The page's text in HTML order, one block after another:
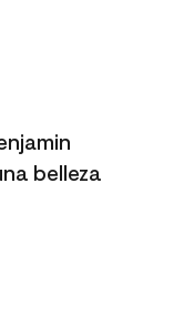
belleza